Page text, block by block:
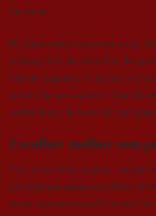
memória.
Há ainda um factor emocional.
a fazer parte da rotina boa das
um dia exigente, o encontro de
celebrada sem exagero. Quando
com a marca deixa de ser
Escolher melhor sem
Se estás a filtrar opções, a regra
procura um espaço que trate a
como argumento publicitário. Vê